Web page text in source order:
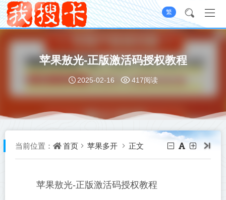
繁
苹果敖光-正版激活码授权教程
2025-02-16 417阅读
当前位置： 首页 苹果多开 正文
苹果敖光-正版激活码授权教程